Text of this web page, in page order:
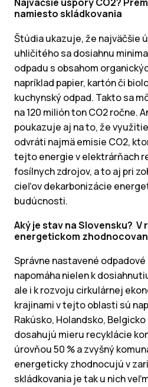
namiesto skládkovania
Štúdia ukazuje, že najväčšie
uhličitého sa dosiahnu
odpadu s obsahom
napríklad papier, kartón či
kuchynský odpad. Takto sa
na 120 milión ton CO2 ročne.
poukazuje aj na to, že
odvráti najmä emisie CO2,
tejto energie v elektrárňach
fosílnych zdrojov, a to aj pri
cieľov dekarbonizácie
budúcnosti.
Aký je stav na Slovensku? V
energetickom
Správne nastavené
napomáha nielen k
ale i k rozvoju cirkulárnej
krajinami v tejto oblasti sú
Rakúsko, Holandsko,
dosahujú mieru recyklácie
úrovňou 50 % a zvyšný
energeticky zhodnocujú v
skládkovania je tak u nich